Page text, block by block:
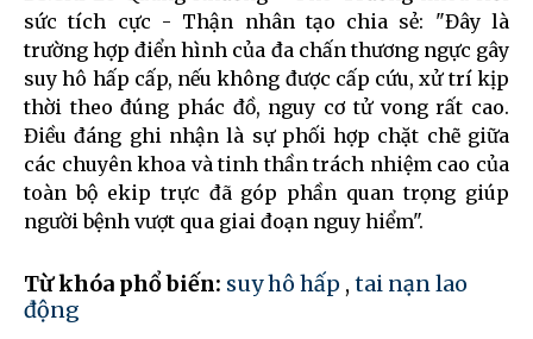
sức tích cực - Thận nhân tạo chia sẻ: "Đây là
trường hợp điển hình của đa chấn thương ngực gây
suy hô hấp cấp, nếu không được cấp cứu, xử trí kịp
thời theo đúng phác đồ, nguy cơ tử vong rất cao.
Điều đáng ghi nhận là sự phối hợp chặt chẽ giữa
các chuyên khoa và tinh thần trách nhiệm cao của
toàn bộ ekip trực đã góp phần quan trọng giúp
người bệnh vượt qua giai đoạn nguy hiểm".
Từ khóa phổ biến: suy hô hấp , tai nạn lao
động